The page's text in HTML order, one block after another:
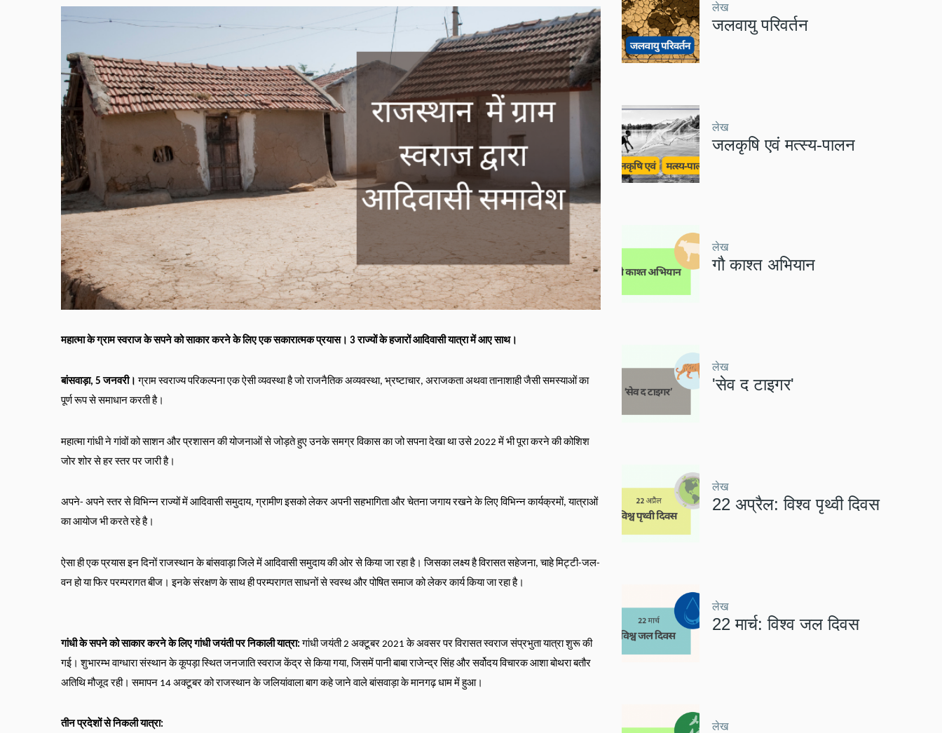
महात्मा के ग्राम स्वराज के सपने को साकार करने के लिए एक सकारात्मक प्रयास। 3 राज्यों के हजारों आदिवासी यात्रा में आए साथ।
बांसवाड़ा, 5 जनवरी। ग्राम स्वराज्य परिकल्पना एक ऐसी व्यवस्था है जो राजनैतिक अव्यवस्था, भ्रष्टाचार, अराजकता अथवा तानाशाही जैसी समस्याओं का
पूर्ण रूप से समाधान करती है।
महात्मा गांधी ने गांवों को साशन और प्रशासन की योजनाओं से जोड़ते हुए उनके समग्र विकास का जो सपना देखा था उसे 2022 में भी पूरा करने की कोशिश
जोर शोर से हर स्तर पर जारी है।
अपने- अपने स्तर से विभिन्न राज्यों में आदिवासी समुदाय, ग्रामीण इसको लेकर अपनी सहभागिता और चेतना जगाय रखने के लिए विभिन्न कार्यक्रमों, यात्राओं
का आयोज भी करते रहे है।
ऐसा ही एक प्रयास इन दिनों राजस्थान के बांसवाड़ा जिले में आदिवासी समुदाय की ओर से किया जा रहा है। जिसका लक्ष्य है विरासत सहेजना, चाहे मिट्टी-जल-
वन हो या फिर परम्परागत बीज। इनके संरक्षण के साथ ही परम्परागत साधनों से स्वस्थ और पोषित समाज को लेकर कार्य किया जा रहा है।
गांधी के सपने को साकार करने के लिए गांधी जयंती पर निकाली यात्रा: गांधी जयंती 2 अक्टूबर 2021 के अवसर पर विरासत स्वराज संप्रभुता यात्रा शुरू की
गई। शुभारम्भ वाग्धारा संस्थान के कूपड़ा स्थित जनजाति स्वराज केंद्र से किया गया, जिसमें पानी बाबा राजेन्द्र सिंह और सर्वोदय विचारक आशा बोथरा बतौर
अतिथि मौजूद रही। समापन 14 अक्टूबर को राजस्थान के जलियांवाला बाग कहे जाने वाले बांसवाड़ा के मानगढ़ धाम में हुआ।
तीन प्रदेशों से निकली यात्रा:
लेख
जलवायु परिवर्तन
लेख
जलकृषि एवं मत्स्य-पालन
लेख
गौ काश्त अभियान
लेख
'सेव द टाइगर'
लेख
22 अप्रैल: विश्व पृथ्वी दिवस
लेख
22 मार्च: विश्व जल दिवस
लेख